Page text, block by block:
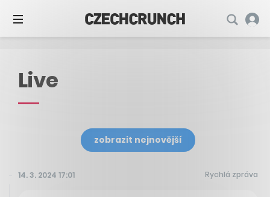
Live
zobrazit nejnovější
14. 3. 2024 17:01 Rychlá zpráva